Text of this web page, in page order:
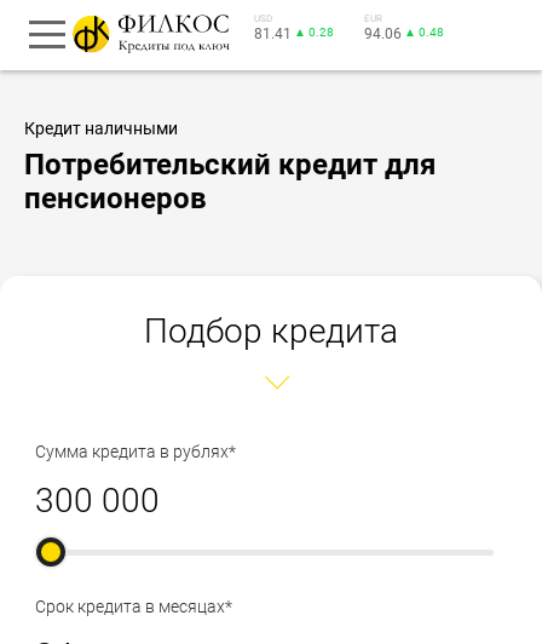
USD
81.41 ▲ 0.28
EUR
94.06 ▲ 0.48
Кредит наличными
Потребительский кредит для
пенсионеров
Подбор кредита
Сумма кредита в рублях*
Срок кредита в месяцах*